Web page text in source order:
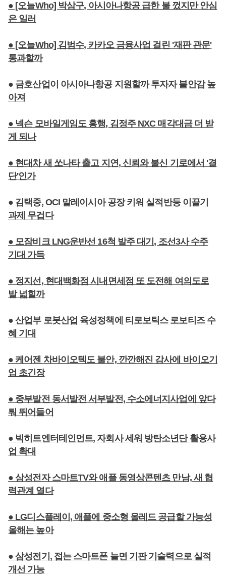
● [오늘Who] 박삼구, 아시아나항공 급한 불 껐지만 안심
은 일러
● [오늘Who] 김범수, 카카오 금융사업 걸린 '재판 관문'
통과할까
● 금호산업이 아시아나항공 지원할까 투자자 불안감 높
아져
● 넥슨 모바일게임도 흥행, 김정주 NXC 매각대금 더 받
게 되나
● 현대차 새 쏘나타 출고 지연, 신뢰와 불신 기로에서 '결
단'인가
● 김택중, OCI 말레이시아 공장 키워 실적반등 이끌기
과제 무겁다
● 모잠비크 LNG운반선 16척 발주 대기, 조선3사 수주
기대 가득
● 정지선, 현대백화점 시내면세점 또 도전해 여의도로
발 넓힐까
● 산업부 로봇산업 육성정책에 티로보틱스 로보티즈 수
혜 기대
● 케어젠 차바이오텍도 불안, 깐깐해진 감사에 바이오기
업 초긴장
● 중부발전 동서발전 서부발전, 수소에너지사업에 앞다
퉈 뛰어들어
● 빅히트엔터테인먼트, 자회사 세워 방탄소년단 활용사
업 확대
● 삼성전자 스마트TV와 애플 동영상콘텐츠 만남, 새 협
력관계 열다
● LG디스플레이, 애플에 중소형 올레드 공급할 가능성
올해는 높아
● 삼성전기, 접는 스마트폰 늘면 기판 기술력으로 실적
개선 가능